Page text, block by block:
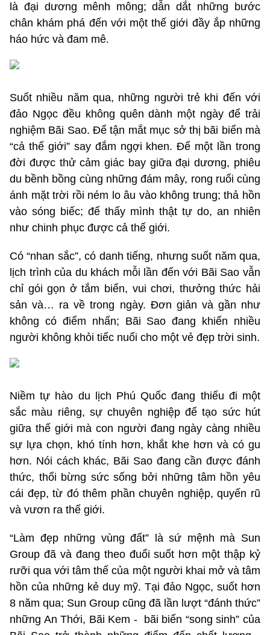
là đại dương mênh mông; dẫn dắt những bước
chân khám phá đến với một thế giới đầy ắp những
háo hức và đam mê.
Suốt nhiều năm qua, những người trẻ khi đến với
đảo Ngọc đều không quên dành một ngày để trải
nghiệm Bãi Sao. Để tận mắt mục sở thị bãi biển mà
“cả thế giới” say đắm ngợi khen. Để một lần trong
đời được thử cảm giác bay giữa đại dương, phiêu
du bềnh bồng cùng những đám mây, rong ruổi cùng
ánh mặt trời rồi ném lo âu vào không trung; thả hồn
vào sóng biếc; để thấy mình thật tự do, an nhiên
như chinh phục được cả thế giới.
Có “nhan sắc”, có danh tiếng, nhưng suốt năm qua,
lịch trình của du khách mỗi lần đến với Bãi Sao vẫn
chỉ gói gọn ở tắm biển, vui chơi, thưởng thức hải
sản và… ra về trong ngày. Đơn giản và gần như
không có điểm nhấn; Bãi Sao đang khiến nhiều
người không khỏi tiếc nuối cho một vẻ đẹp trời sinh.
Niềm tự hào du lịch Phú Quốc đang thiếu đi một
sắc màu riêng, sự chuyên nghiệp để tạo sức hút
giữa thế giới mà con người đang ngày càng nhiều
sự lựa chọn, khó tính hơn, khắt khe hơn và có gu
hơn. Nói cách khác, Bãi Sao đang cần được đánh
thức, thổi bừng sức sống bởi những tâm hồn yêu
cái đẹp, từ đó thêm phần chuyên nghiệp, quyến rũ
và vươn ra thế giới.
“Làm đẹp những vùng đất” là sứ mệnh mà Sun
Group đã và đang theo đuổi suốt hơn một thập kỷ
rưỡi qua với tâm thế của một người khai mở và tâm
hồn của những kẻ duy mỹ. Tại đảo Ngọc, suốt hơn
8 năm qua; Sun Group cũng đã lần lượt “đánh thức”
những An Thới, Bãi Kem - bãi biển “song sinh” của